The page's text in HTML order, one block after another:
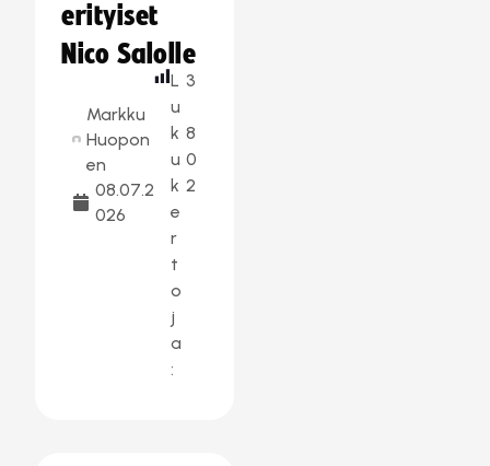
erityiset
Nico Salolle
Markku
Huopon
en
08.07.2
026
L
u
k
u
k
e
r
t
o
j
a
:
3
8
0
2